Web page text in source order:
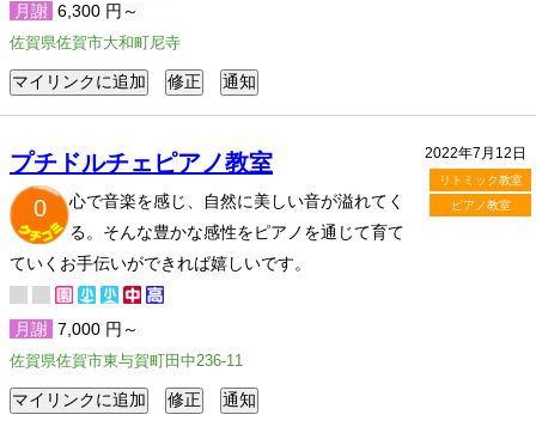
月謝 6,300 円～
佐賀県佐賀市大和町尼寺
2022年7月12日
リトミック教室
ピアノ教室
プチドルチェピアノ教室
0
心で音楽を感じ、自然に美しい音が溢れてく
る。そんな豊かな感性をピアノを通じて育て
ていくお手伝いができれば嬉しいです。
月謝 7,000 円～
佐賀県佐賀市東与賀町田中236-11